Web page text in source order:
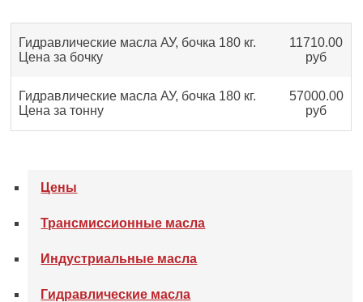
Гидравлические масла АУ, бочка 180 кг.
Цена за бочку
11710.00
руб
Гидравлические масла АУ, бочка 180 кг.
Цена за тонну
57000.00
руб
Цены
Трансмиссионные масла
Индустриальные масла
Гидравлические масла